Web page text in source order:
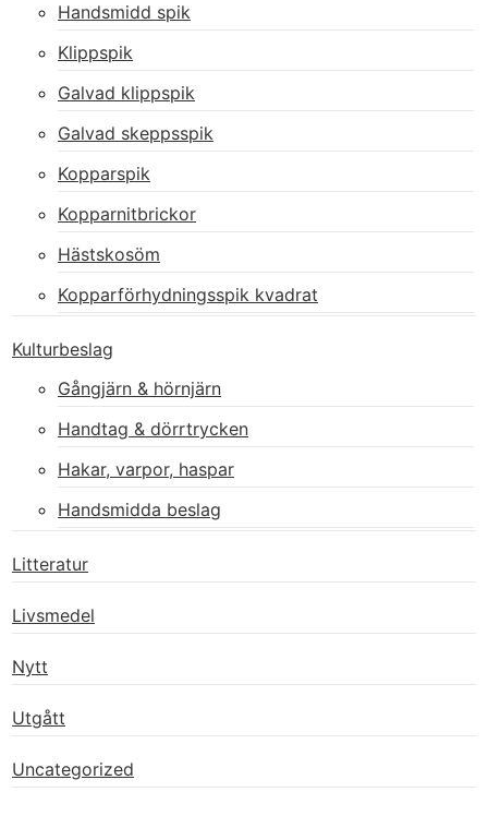
Handsmidd spik
Klippspik
Galvad klippspik
Galvad skeppsspik
Kopparspik
Kopparnitbrickor
Hästskosöm
Kopparförhydningsspik kvadrat
Kulturbeslag
Gångjärn & hörnjärn
Handtag & dörrtrycken
Hakar, varpor, haspar
Handsmidda beslag
Litteratur
Livsmedel
Nytt
Utgått
Uncategorized